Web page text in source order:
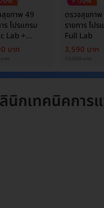
สุขภาพ 49
ร โปรแกรม
Lab +
Marker
บาท
ตรวจสุขภาพ
รายการ โปร
Full Lab
3,590 บาท
กเทคนิคการ